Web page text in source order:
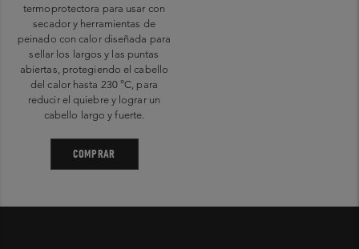
termoprotectora para usar con
secador y herramientas de
peinado con calor diseñada para
sellar los largos y las puntas
abiertas, protegiendo el cabello
del calor hasta 230 °C, para
reducir el quiebre y lograr un
cabello largo y fuerte.
COMPRAR